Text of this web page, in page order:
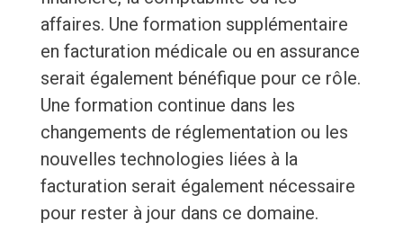
affaires. Une formation supplémentaire
en facturation médicale ou en assurance
serait également bénéfique pour ce rôle.
Une formation continue dans les
changements de réglementation ou les
nouvelles technologies liées à la
facturation serait également nécessaire
pour rester à jour dans ce domaine.